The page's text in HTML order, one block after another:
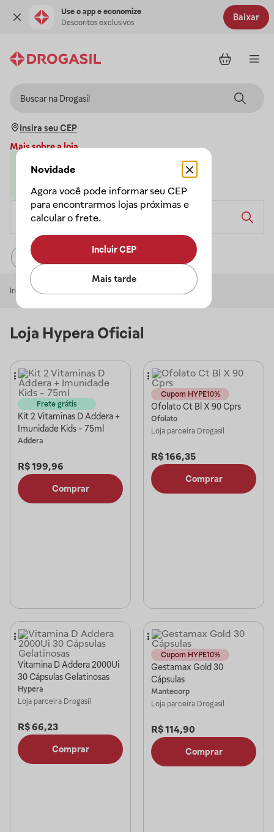
Use o app e economize
Descontos exclusivos
Baixar
Insira seu CEP
Novidade
Agora você pode informar seu CEP
para encontrarmos lojas próximas e
calcular o frete.
Incluir CEP
Mais tarde
Mais sobre a loja
Loja parceira da Drogasil
Início Hypera Oficial
Loja Hypera Oficial
Frete grátis
Kit 2 Vitaminas D Addera +
Imunidade Kids - 75ml
Addera
R$199,96
Comprar
Cupom HYPE10%
Ofolato Ct Bl X 90 Cprs
Ofolato
Loja parceira Drogasil
R$166,35
Comprar
Vitamina D Addera 2000Ui
30 Cápsulas Gelatinosas
Hypera
Loja parceira Drogasil
R$66,23
Comprar
Cupom HYPE10%
Gestamax Gold 30
Cápsulas
Mantecorp
Loja parceira Drogasil
R$114,90
Comprar